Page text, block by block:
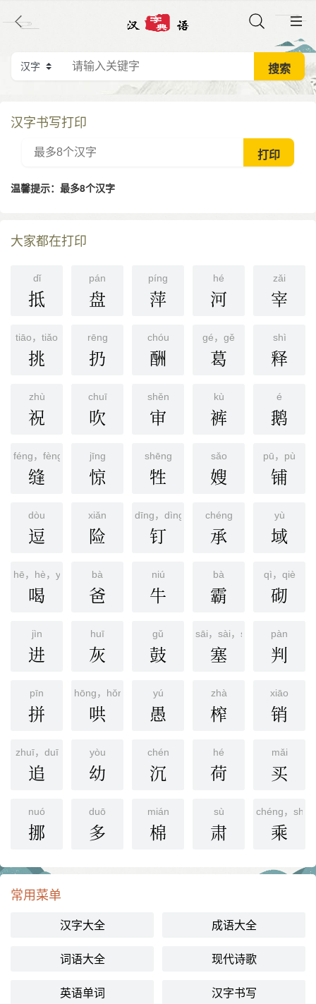
汉字书写打印
温馨提示：最多8个汉字
大家都在打印
dǐ
抵
pán
盘
pínɡ
萍
hé
河
zǎi
宰
tiāo，tiǎo
挑
rēnɡ
扔
chóu
酬
gé，gě
葛
shì
释
zhù
祝
chuī
吹
shěn
审
kù
裤
é
鹅
féng，fèng
缝
jīnɡ
惊
shēnɡ
牲
sǎo
嫂
pū，pù
铺
dòu
逗
xiǎn
险
dīng，dìng
钉
chénɡ
承
yù
域
hē，hè，yè
喝
bà
爸
niú
牛
bà
霸
qì，qiè
砌
jìn
进
huī
灰
ɡǔ
鼓
sāi，sài，sè
塞
pàn
判
pīn
拼
hōng，hǒng，hòng
哄
yú
愚
zhà
榨
xiāo
销
zhuī，duī
追
yòu
幼
chén
沉
hé
荷
mǎi
买
nuó
挪
duō
多
mián
棉
sù
肃
chéng，
乘
常用菜单
汉字大全 成语大全
词语大全 现代诗歌
英语单词 汉字书写